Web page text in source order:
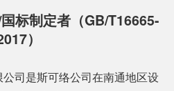
标制定者（GB/T16665-
）
司是斯可络公司在南通地区设